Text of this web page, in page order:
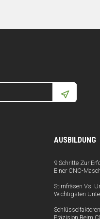
AUSBILDUNG
9 Schritte Zur
Einer CNC-
Stirnfräsen Vs.
Wichtigsten
Präzision Beim